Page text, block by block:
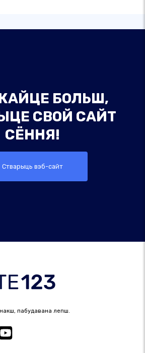
БОЛЬШ,
СВОЙ САЙТ
СЁННЯ!
Стварыць вэб-сайт
пабудавана лепш.